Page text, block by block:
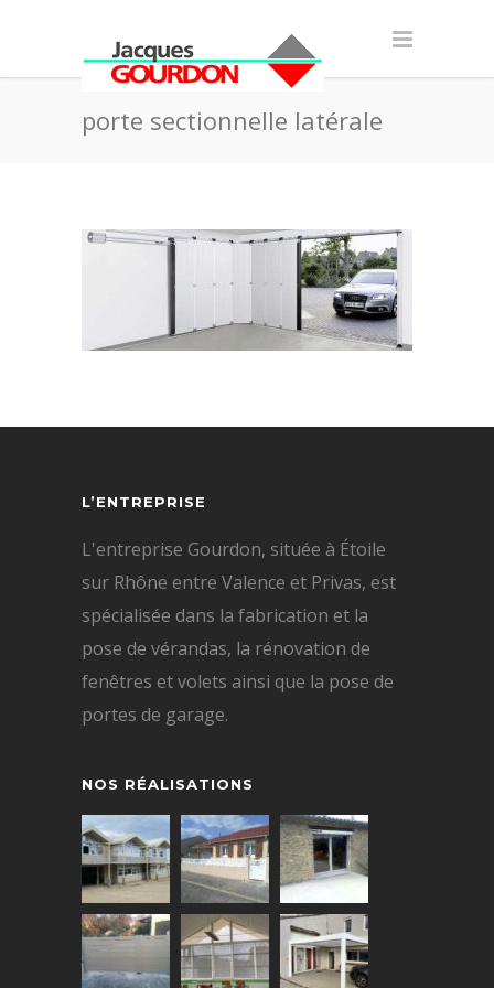
porte sectionnelle latérale
L’ENTREPRISE
L'entreprise Gourdon, située à Étoile
sur Rhône entre Valence et Privas, est
spécialisée dans la fabrication et la
pose de vérandas, la rénovation de
fenêtres et volets ainsi que la pose de
portes de garage.
NOS RÉALISATIONS